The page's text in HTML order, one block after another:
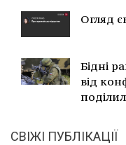
Огляд
Бідні
від
СВІЖІ ПУБЛІКАЦІЇ